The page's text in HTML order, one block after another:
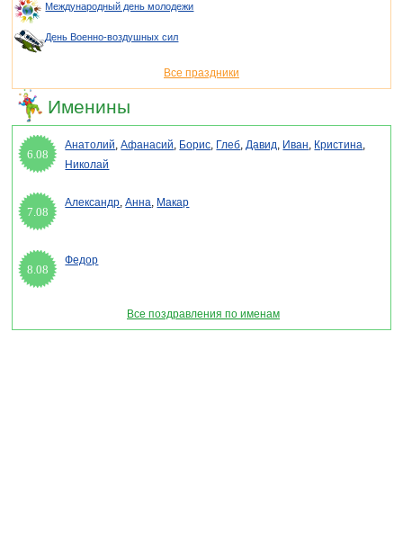
Международный день молодежи
День Военно-воздушных сил
Все праздники
Именины
6.08
Анатолий,Афанасий, Борис, Глеб,Давид, Иван, Кристина,
Николай
7.08
Александр,Анна, Макар
8.08
Федор
Все поздравления по именам